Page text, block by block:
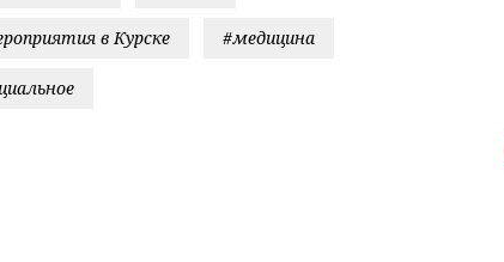
в Курске #медицина